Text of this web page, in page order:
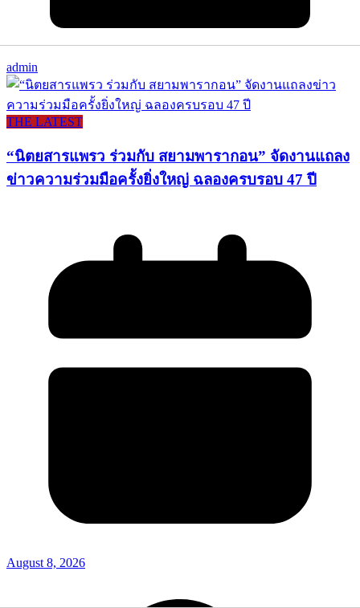
admin
THE LATEST
“นิตยสารแพรว ร่วมกับ สยามพารากอน” จัดงานแถลง
ข่าวความร่วมมือครั้งยิ่งใหญ่ ฉลองครบรอบ 47 ปี
August 8, 2026